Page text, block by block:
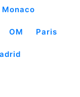
Monaco
OM Paris